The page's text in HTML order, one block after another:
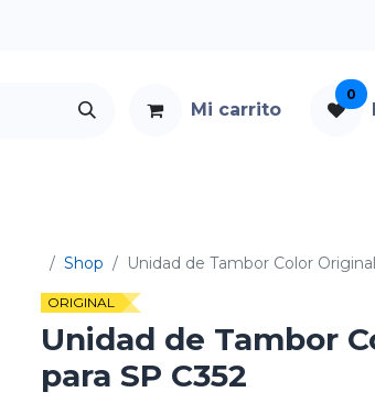
Mi carrito
0
Shop Unidad de Tambor Color
ORIGINAL
Unidad de Tambor
para SP C352